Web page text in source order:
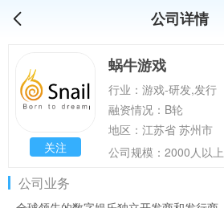
公司详情
关注
蜗牛游戏
行业：游戏-研发,发行
融资情况：B轮
地区：江苏省 苏州市
公司规模：2000人以上
公司业务